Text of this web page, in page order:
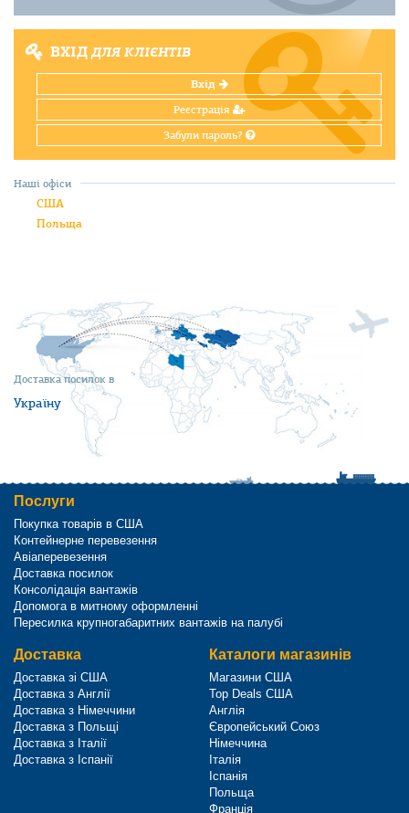
ВХІДДЛЯ КЛІЄНТІВ
Вхід
Реєстрація
Забули пароль?
Доставка посилок в
Україну
Наші офіси
США
Польща
Послуги
Покупка товарів в США
Контейнерне перевезення
Авіаперевезення
Доставка посилок
Консолідація вантажів
Допомога в митному оформленні
Пересилка крупногабаритних вантажів на палубі
Доставка
Доставка зі США
Доставка з Англії
Доставка з Німеччини
Доставка з Польщі
Доставка з Італії
Доставка з Іспанії
Каталоги магазинів
Магазини США
Top Deals США
Англія
Європейський Союз
Німеччина
Італія
Іспанія
Польща
Франція